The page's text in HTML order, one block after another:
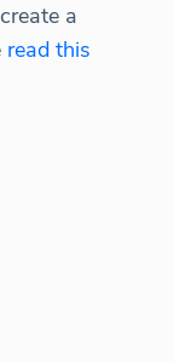
a
read this